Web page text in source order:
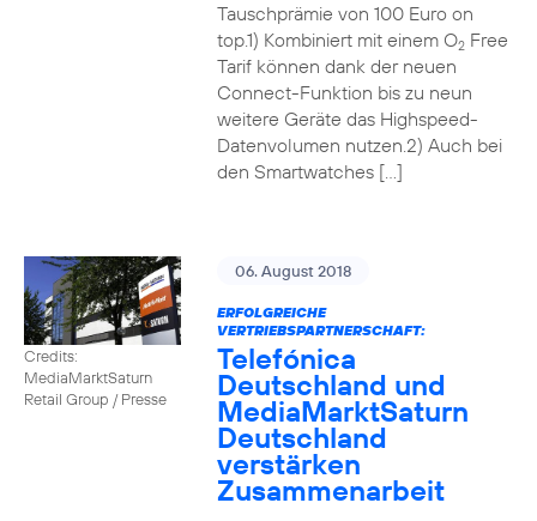
Tauschprämie von 100 Euro on
top.1) Kombiniert mit einem O2Free
Tarif können dank der neuen
Connect-Funktion bis zu neun
weitere Geräte das Highspeed-
Datenvolumen nutzen.2) Auch bei
den Smartwatches […]
Credits:
MediaMarktSaturn
Retail Group / Presse
06. August 2018
ERFOLGREICHE
VERTRIEBSPARTNERSCHAFT:
Telefónica
Deutschland und
MediaMarktSaturn
Deutschland
verstärken
Zusammenarbeit